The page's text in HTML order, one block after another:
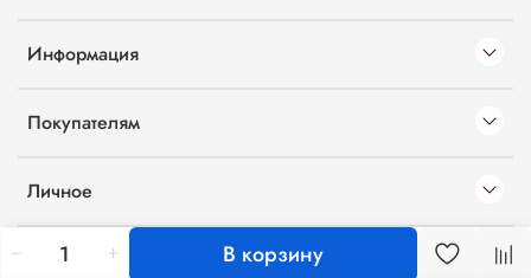
В корзину
Информация
Покупателям
Личное